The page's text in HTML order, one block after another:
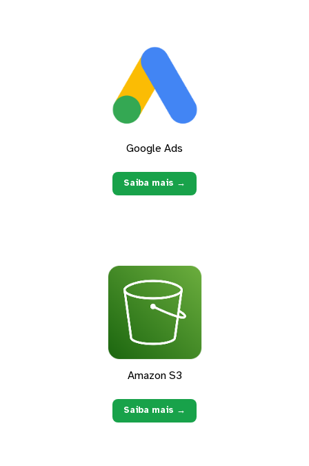
Google Ads
Saiba mais →
Amazon S3
Saiba mais →